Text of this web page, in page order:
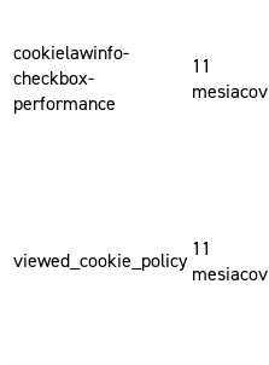
cookielawinfo-
checkbox-
performance
11
mesiacov
viewed_cookie_policy 11
mesiacov